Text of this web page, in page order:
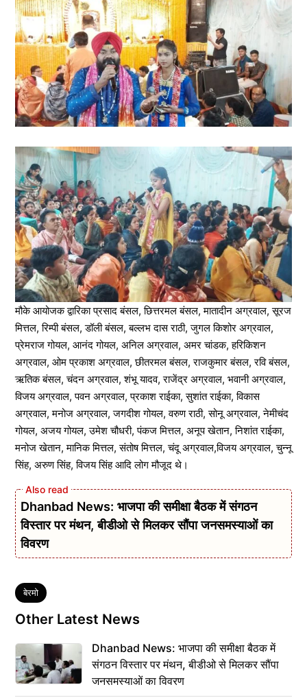
मौके आयोजक द्वारिका प्रसाद बंसल, छित्तरमल बंसल, मातादीन अग्रवाल, सूरज
मित्तल, रिम्पी बंसल, डॉली बंसल, बल्लभ दास राठी, जुगल किशोर अग्रवाल,
प्रेमराज गोयल, आनंद गोयल, अनिल अग्रवाल, अमर चांडक, हरिकिशन
अग्रवाल, ओम प्रकाश अग्रवाल, छीतरमल बंसल, राजकुमार बंसल, रवि बंसल,
ऋतिक बंसल, चंदन अग्रवाल, शंभू यादव, राजेंद्र अग्रवाल, भवानी अग्रवाल,
विजय अग्रवाल, पवन अग्रवाल, प्रकाश राईका, सुशांत राईका, विकास
अग्रवाल, मनोज अग्रवाल, जगदीश गोयल, वरुण राठी, सोनू अग्रवाल, नेमीचंद
गोयल, अजय गोयल, उमेश चौधरी, पंकज मित्तल, अनूप खेतान, निशांत राईका,
मनोज खेतान, मानिक मित्तल, संतोष मित्तल, चंदू अग्रवाल,विजय अग्रवाल, चुन्नू
सिंह, अरुण सिंह, विजय सिंह आदि लोग मौजूद थे।
Dhanbad News: भाजपा की समीक्षा बैठक में संगठन
विस्तार पर मंथन, बीडीओ से मिलकर सौंपा जनसमस्याओं का
विवरण
Tags
बेरमो
Other Latest News
Dhanbad News: भाजपा की समीक्षा बैठक में
संगठन विस्तार पर मंथन, बीडीओ से मिलकर सौंपा
जनसमस्याओं का विवरण